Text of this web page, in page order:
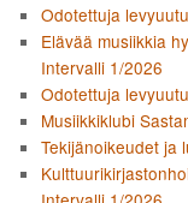
Odotettuja
Elävää musiikkia
Intervalli 1/2026
Odotettuja
Musiikkiklubi
Tekijänoikeudet ja